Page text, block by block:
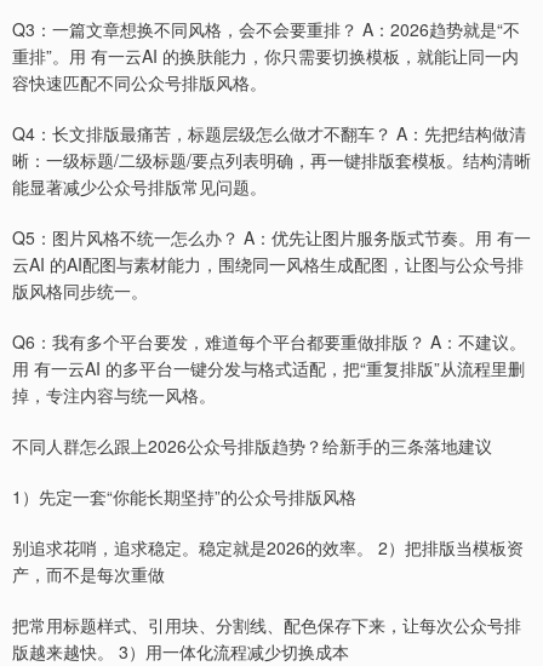
Q3：一篇文章想换不同风格，会不会要重排？ A：2026趋势就是“不
重排”。用 有一云AI 的换肤能力，你只需要切换模板，就能让同一内
容快速匹配不同公众号排版风格。
Q4：长文排版最痛苦，标题层级怎么做才不翻车？ A：先把结构做清
晰：一级标题/二级标题/要点列表明确，再一键排版套模板。结构清晰
能显著减少公众号排版常见问题。
Q5：图片风格不统一怎么办？ A：优先让图片服务版式节奏。用 有一
云AI 的AI配图与素材能力，围绕同一风格生成配图，让图与公众号排
版风格同步统一。
Q6：我有多个平台要发，难道每个平台都要重做排版？ A：不建议。
用 有一云AI 的多平台一键分发与格式适配，把“重复排版”从流程里删
掉，专注内容与统一风格。
不同人群怎么跟上2026公众号排版趋势？给新手的三条落地建议
1）先定一套“你能长期坚持”的公众号排版风格
别追求花哨，追求稳定。稳定就是2026的效率。 2）把排版当模板资
产，而不是每次重做
把常用标题样式、引用块、分割线、配色保存下来，让每次公众号排
版越来越快。 3）用一体化流程减少切换成本